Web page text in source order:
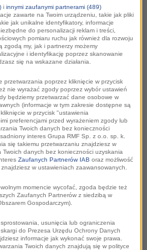
piątki, 20:00 – 24:00
Marcin Jędrych i Maciej
najnowsze hity z
nucą wszyscy. Kto z tych
tym zdecyduja słuchacze.
już było usłyszeć na antenie
swoje stałe miejsce w
16:00. Paulina Sawicka i
tropem wspomnień z lat 90.
wrócą do czasów
zeszytów „złote
i programu „Od przedszkola
i innymi zaufanymi partnerami (489)
zawarte na Twoim urządzeniu, takie jak pliki
jak unikalne identyfikatory, informacje
do personalizacji reklam i treści,
pomiaru ruchu jak również dla rozwoju
zgodą my, jak i partnerzy możemy
i identyfikację poprzez skanowanie
się na wskazane działania.
przetwarzania poprzez kliknięcie w przycisk
nie wyrażać zgody poprzez wybór ustawień
będziemy przetwarzać dane osobowe w
(informacje w tym zakresie dostępne są
w przycisk "ustawienia
preferencjami przed wyrażeniem zgody lub
Twoich danych bez konieczności
interes Grupa RMF Sp. z o.o. sp. k.
się takiemu przetwarzaniu znajdziesz w
Twoich danych bez konieczności uzyskania
Zaufanych Partnerów IAB oraz możliwość
w ustawieniach zaawansowanych.
momencie wycofać, zgoda będzie też
Zaufanych Partnerów z siedzibą w
Gospodarczym).
usunięcia lub ograniczenia
do Prezesa Urzędu Ochrony Danych
informacje jak wykonać swoje prawa.
Twoich danych znajdują się w polityce